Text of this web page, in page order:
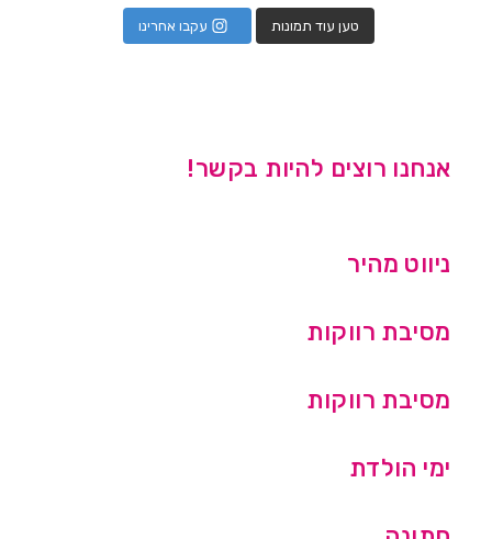
טען עוד תמונות עקבו אחרינו
אנחנו רוצים להיות בקשר!
ניווט מהיר
מסיבת רווקות
מסיבת רווקות
ימי הולדת